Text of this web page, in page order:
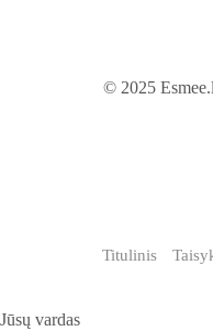
© 2025
Titulinis
Jūsų vardas